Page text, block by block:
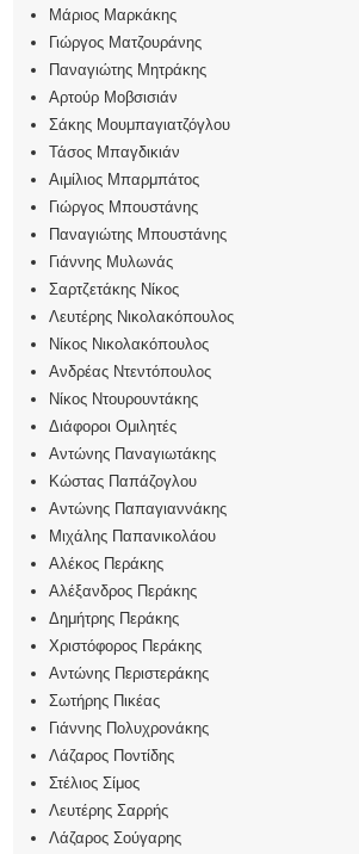
Μάριος Μαρκάκης
Γιώργος Ματζουράνης
Παναγιώτης Μητράκης
Αρτούρ Μοβσισιάν
Σάκης Μουμπαγιατζόγλου
Τάσος Μπαγδικιάν
Αιμίλιος Μπαρμπάτος
Γιώργος Μπουστάνης
Παναγιώτης Μπουστάνης
Γιάννης Μυλωνάς
Σαρτζετάκης Νίκος
Λευτέρης Νικολακόπουλος
Νίκος Νικολακόπουλος
Ανδρέας Ντεντόπουλος
Νίκος Ντουρουντάκης
Διάφοροι Ομιλητές
Αντώνης Παναγιωτάκης
Κώστας Παπάζογλου
Αντώνης Παπαγιαννάκης
Μιχάλης Παπανικολάου
Αλέκος Περάκης
Αλέξανδρος Περάκης
Δημήτρης Περάκης
Χριστόφορος Περάκης
Αντώνης Περιστεράκης
Σωτήρης Πικέας
Γιάννης Πολυχρονάκης
Λάζαρος Ποντίδης
Στέλιος Σίμος
Λευτέρης Σαρρής
Λάζαρος Σούγαρης